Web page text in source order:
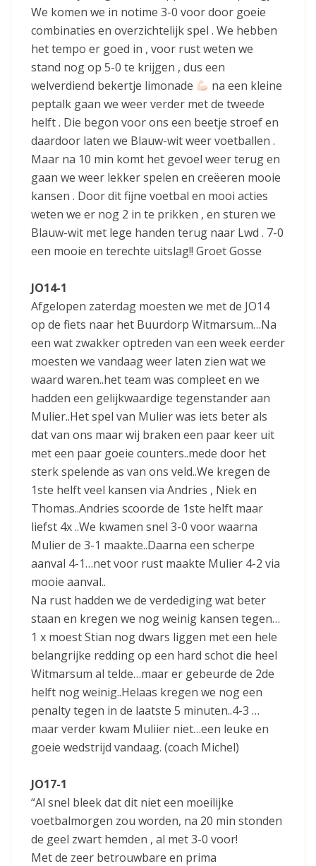
We komen we in notime 3-0 voor door goeie
combinaties en overzichtelijk spel . We hebben
het tempo er goed in , voor rust weten we
stand nog op 5-0 te krijgen , dus een
welverdiend bekertje limonade
na een kleine
peptalk gaan we weer verder met de tweede
helft . Die begon voor ons een beetje stroef en
daardoor laten we Blauw-wit weer voetballen .
Maar na 10 min komt het gevoel weer terug en
gaan we weer lekker spelen en creëeren mooie
kansen . Door dit fijne voetbal en mooi acties
weten we er nog 2 in te prikken , en sturen we
Blauw-wit met lege handen terug naar Lwd . 7-0
een mooie en terechte uitslag!! Groet Gosse
JO14-1
Afgelopen zaterdag moesten we met de JO14
op de fiets naar het Buurdorp Witmarsum…Na
een wat zwakker optreden van een week eerder
moesten we vandaag weer laten zien wat we
waard waren..het team was compleet en we
hadden een gelijkwaardige tegenstander aan
Mulier..Het spel van Mulier was iets beter als
dat van ons maar wij braken een paar keer uit
met een paar goeie counters..mede door het
sterk spelende as van ons veld..We kregen de
1ste helft veel kansen via Andries , Niek en
Thomas..Andries scoorde de 1ste helft maar
liefst 4x ..We kwamen snel 3-0 voor waarna
Mulier de 3-1 maakte..Daarna een scherpe
aanval 4-1…net voor rust maakte Mulier 4-2 via
mooie aanval..
Na rust hadden we de verdediging wat beter
staan en kregen we nog weinig kansen tegen…
1 x moest Stian nog dwars liggen met een hele
belangrijke redding op een hard schot die heel
Witmarsum al telde…maar er gebeurde de 2de
helft nog weinig..Helaas kregen we nog een
penalty tegen in de laatste 5 minuten..4-3 …
maar verder kwam Muliier niet…een leuke en
goeie wedstrijd vandaag. (coach Michel)
JO17-1
“Al snel bleek dat dit niet een moeilijke
voetbalmorgen zou worden, na 20 min stonden
de geel zwart hemden , al met 3-0 voor!
Met de zeer betrouwbare en prima